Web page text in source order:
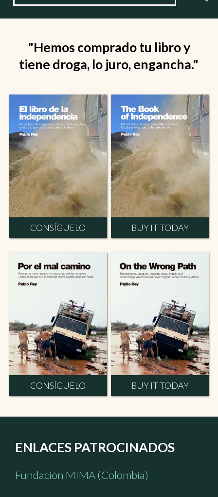
"Hemos comprado tu libro y
tiene droga, lo juro, engancha."
CONSÍGUELO BUY IT TODAY
CONSÍGUELO BUY IT TODAY
ENLACES PATROCINADOS
Fundación MIMA (Colombia)